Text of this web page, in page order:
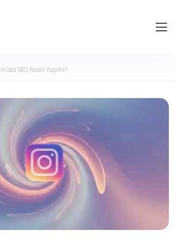
SEO Nasıl Yapılır?